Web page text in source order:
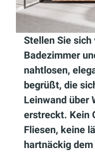
Stellen Sie sich
Badezimmer
nahtlosen,
begrüßt, die
Leinwand über
erstreckt. Kein
Fliesen, keine
hartnäckig